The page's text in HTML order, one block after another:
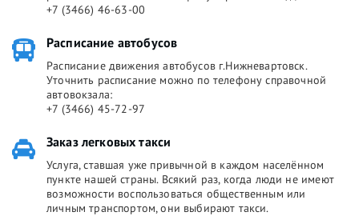
+7 (3466) 46-63-00
Расписание автобусов
Расписание движения автобусов г.Нижневартовск.
Уточнить расписание можно по телефону справочной
автовокзала:
+7 (3466) 45-72-97
Заказ легковых такси
Услуга, ставшая уже привычной в каждом населённом
пункте нашей страны. Всякий раз, когда люди не имеют
возможности воспользоваться общественным или
личным транспортом, они выбирают такси.